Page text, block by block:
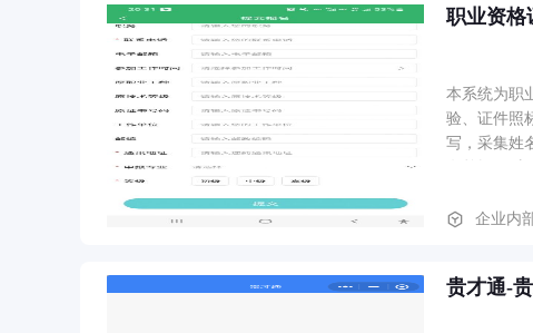
职业资格
本系统为职
验、证件照
写，采集姓
企业内
贵才通-